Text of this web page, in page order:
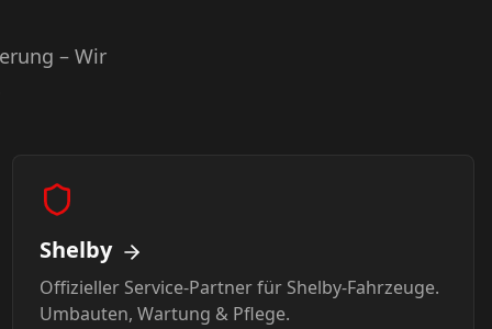
– Wir
Shelby
Offizieller Service-Partner für Shelby-Fahrzeuge.
Umbauten, Wartung & Pflege.